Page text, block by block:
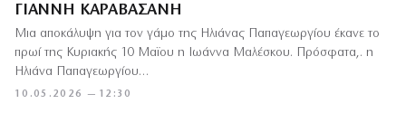
ΓΙΆΝΝΗ ΚΑΡΑΒΑΣΆΝΗ
10.05.2026 — 12:30
Μια αποκάλυψη για τον γάμο της Ηλιάνας Παπαγεωργίου έκανε το
πρωί της Κυριακής 10 Μαϊου η Ιωάννα Μαλέσκου. Πρόσφατα,. η
Ηλιάνα Παπαγεωργίου…